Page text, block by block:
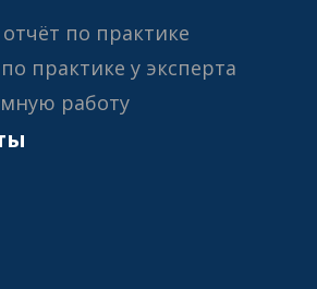
по практике
практике у эксперта
работу